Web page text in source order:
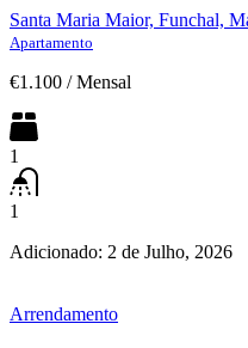
Santa Maria Maior, Funchal,
Apartamento
€1.100 / Mensal
1
1
Adicionado: 2 de Julho, 2026
Arrendamento